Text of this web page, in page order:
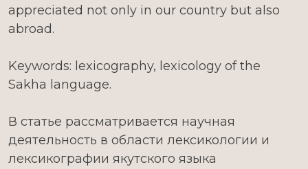
appreciated not only in our country but also
abroad.
Keywords: lexicography, lexicology of the
Sakha language.
В статье рассматривается научная
деятельность в области лексикологии и
лексикографии якутского языка